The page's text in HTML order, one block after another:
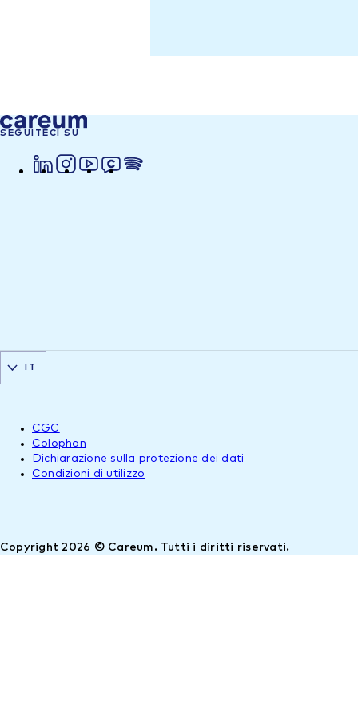
SEGUITECI SU
Copyright 2026 © Careum. Tutti i diritti riservati.
CGC
Colophon
Dichiarazione sulla protezione dei dati
Condizioni di utilizzo
IT